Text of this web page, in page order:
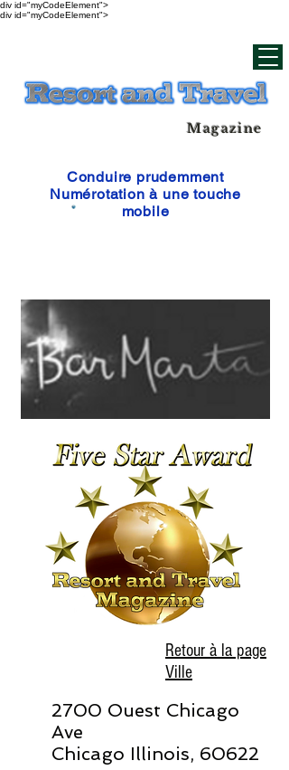
div id="myCodeElement">
div id="myCodeElement">
Magazine
Conduire prudemment
Numérotation à une touche
mobile
Retour à la page
Ville
2700 Ouest Chicago
Ave
Chicago Illinois, 60622